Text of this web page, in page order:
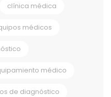
clínica médica
médicos
médico
de diagnóstico